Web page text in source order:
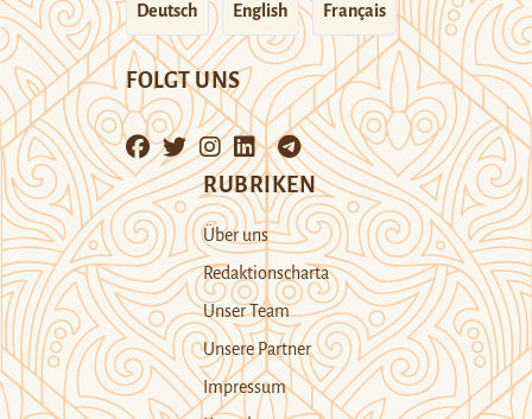
Deutsch English Français
FOLGT UNS
RUBRIKEN
Über uns
Redaktionscharta
Unser Team
Unsere Partner
Impressum